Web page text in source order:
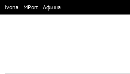
Ivona MPort Афиша